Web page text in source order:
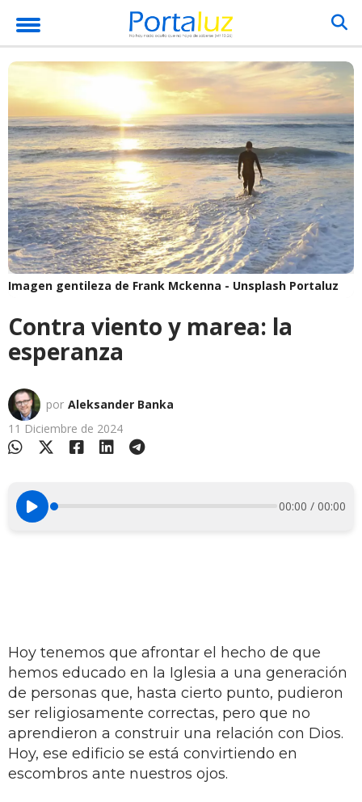
Imagen gentileza de Frank Mckenna - Unsplash Portaluz
Contra viento y marea: la
esperanza
por Aleksander Banka
11 Diciembre de 2024
00:00 / 00:00
Hoy tenemos que afrontar el hecho de que
hemos educado en la Iglesia a una generación
de personas que, hasta cierto punto, pudieron
ser religiosamente correctas, pero que no
aprendieron a construir una relación con Dios.
Hoy, ese edificio se está convirtiendo en
escombros ante nuestros ojos.